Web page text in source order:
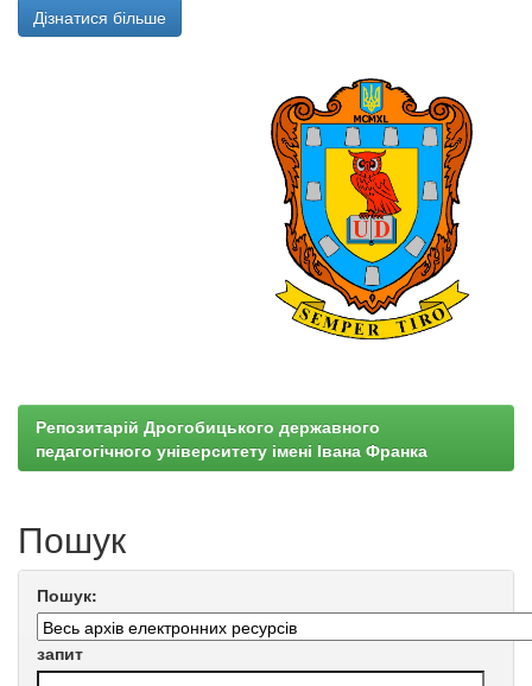
Дізнатися більше
Репозитарій Дрогобицького державного
педагогічного університету імені Івана Франка
Пошук
Пошук:
запит